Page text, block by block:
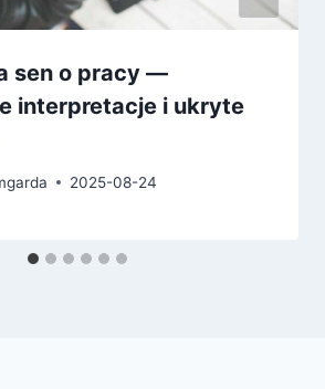
sen o pracy —
interpretacje i ukryte
2025-08-24